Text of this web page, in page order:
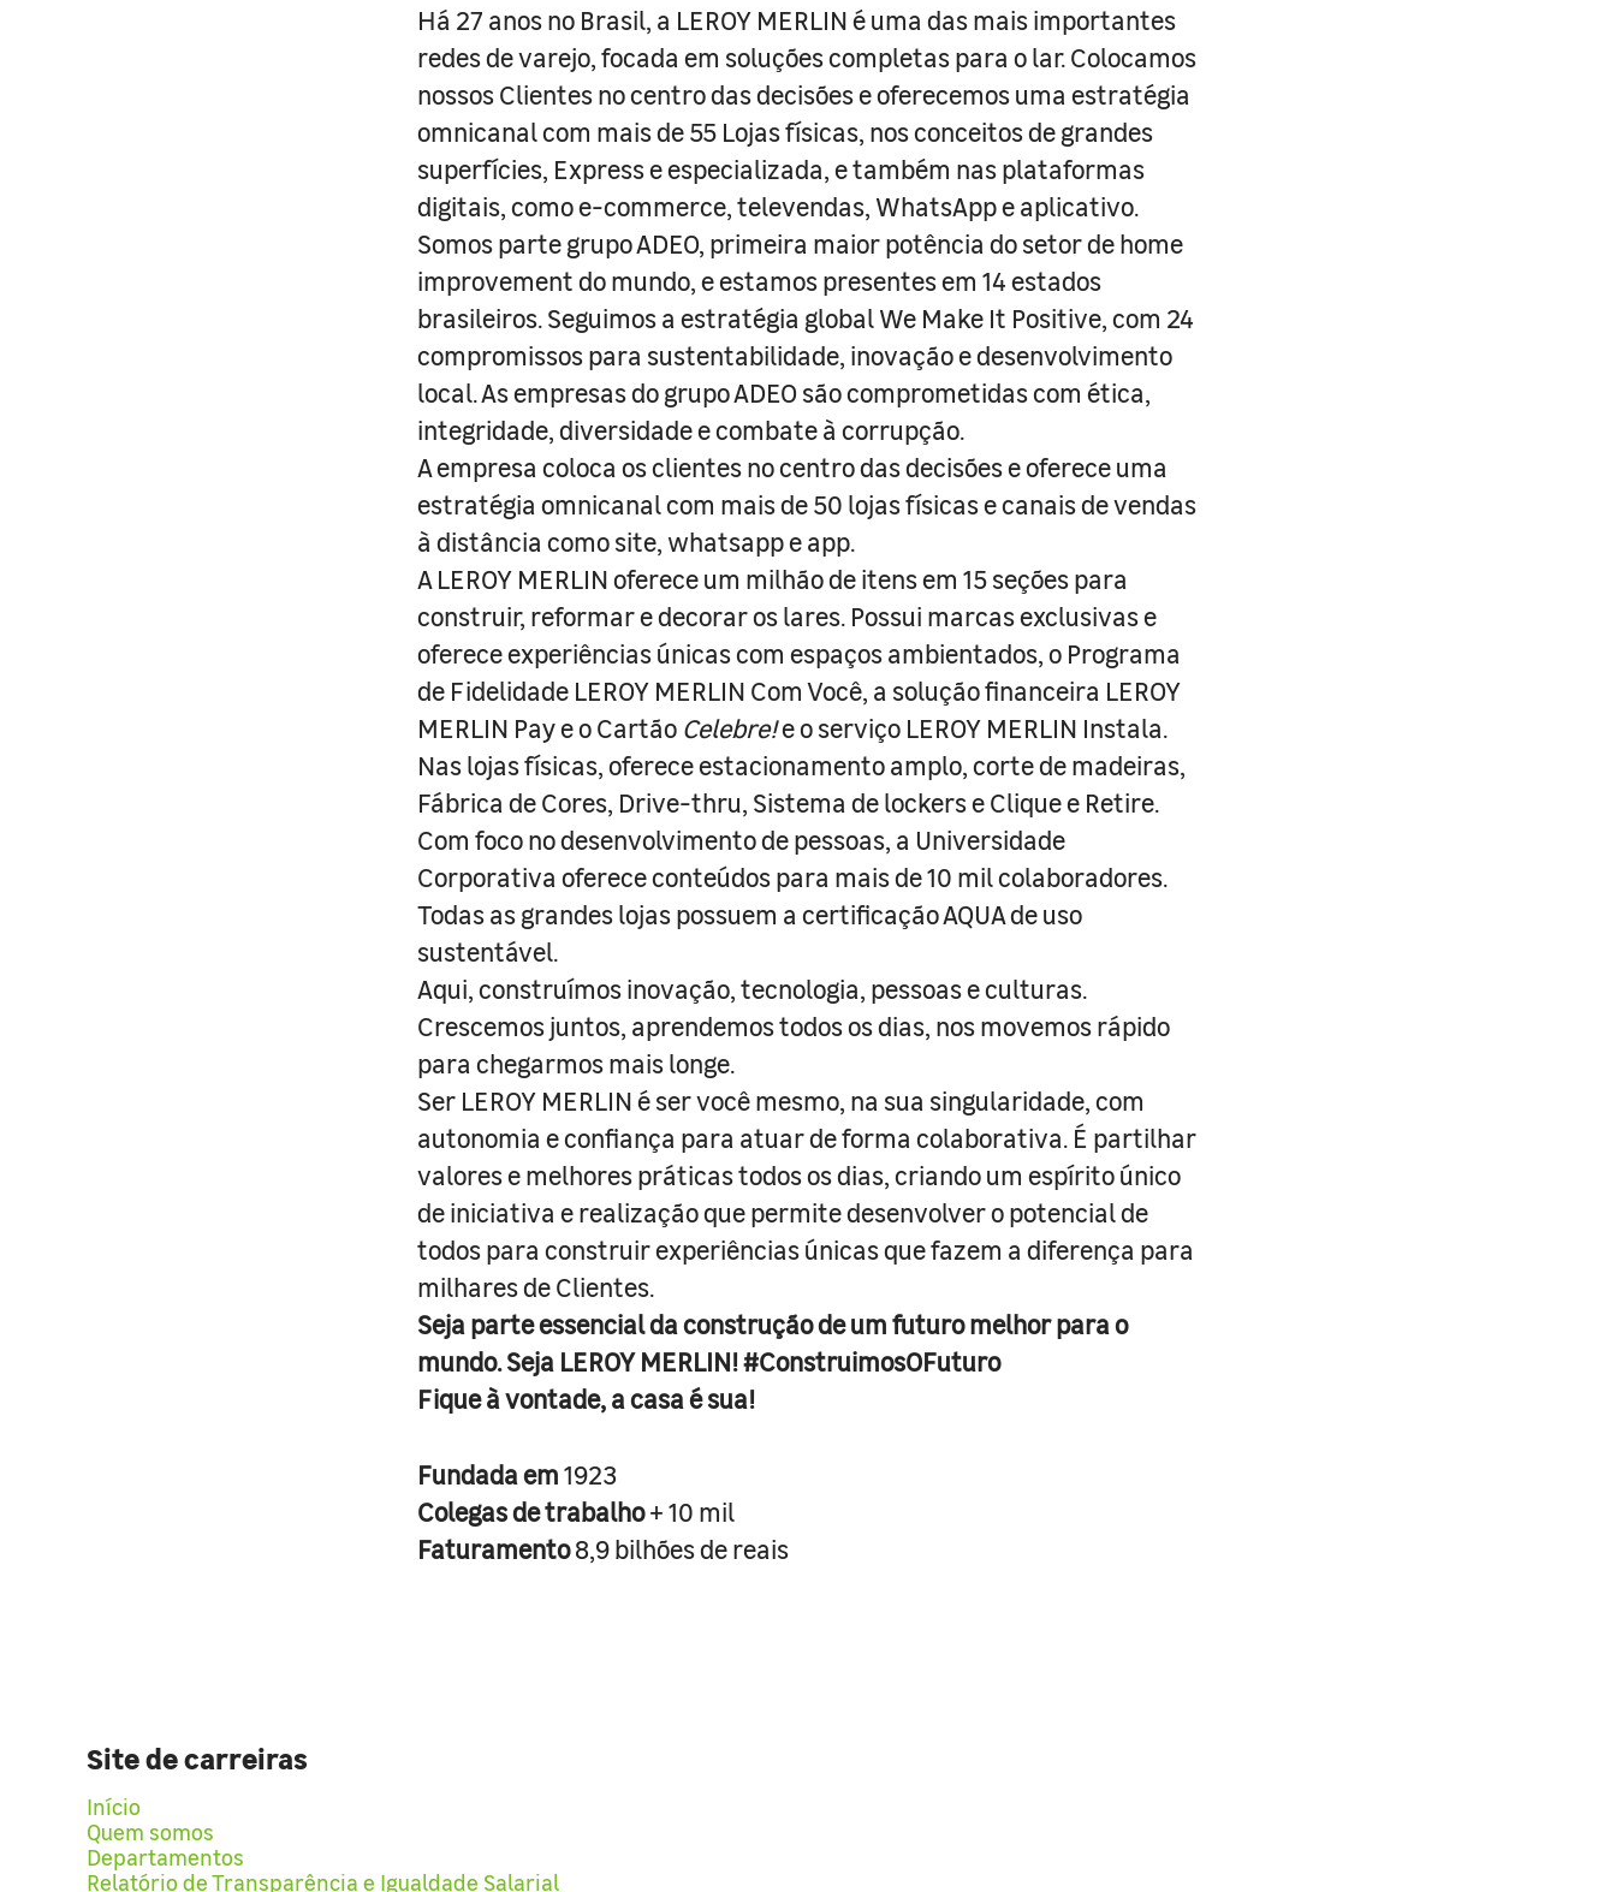
Há 27 anos no Brasil, a LEROY MERLIN é uma das mais importantes
redes de varejo, focada em soluções completas para o lar. Colocamos
nossos Clientes no centro das decisões e oferecemos uma estratégia
omnicanal com mais de 55 Lojas físicas, nos conceitos de grandes
superfícies, Express e especializada, e também nas plataformas
digitais, como e-commerce, televendas, WhatsApp e aplicativo.
Somos parte grupo ADEO, primeira maior potência do setor de home
improvement do mundo, e estamos presentes em 14 estados
brasileiros. Seguimos a estratégia global We Make It Positive, com 24
compromissos para sustentabilidade, inovação e desenvolvimento
local. As empresas do grupo ADEO são comprometidas com ética,
integridade, diversidade e combate à corrupção.
A empresa coloca os clientes no centro das decisões e oferece uma
estratégia omnicanal com mais de 50 lojas físicas e canais de vendas
à distância como site, whatsapp e app.
A LEROY MERLIN oferece um milhão de itens em 15 seções para
construir, reformar e decorar os lares. Possui marcas exclusivas e
oferece experiências únicas com espaços ambientados, o Programa
de Fidelidade LEROY MERLIN Com Você, a solução financeira LEROY
MERLIN Pay e o Cartão Celebre!e o serviço LEROY MERLIN Instala.
Nas lojas físicas, oferece estacionamento amplo, corte de madeiras,
Fábrica de Cores, Drive-thru, Sistema de lockers e Clique e Retire.
Com foco no desenvolvimento de pessoas, a Universidade
Corporativa oferece conteúdos para mais de 10 mil colaboradores.
Todas as grandes lojas possuem a certificação AQUA de uso
sustentável.
Aqui, construímos inovação, tecnologia, pessoas e culturas.
Crescemos juntos, aprendemos todos os dias, nos movemos rápido
para chegarmos mais longe.
Ser LEROY MERLIN é ser você mesmo, na sua singularidade, com
autonomia e confiança para atuar de forma colaborativa. É partilhar
valores e melhores práticas todos os dias, criando um espírito único
de iniciativa e realização que permite desenvolver o potencial de
todos para construir experiências únicas que fazem a diferença para
milhares de Clientes.
Seja parte essencial da construção de um futuro melhor para o
mundo. Seja LEROY MERLIN! #ConstruimosOFuturo
Fique à vontade, a casa é sua!
Fundada em1923
Colegas de trabalho+ 10 mil
Faturamento8,9 bilhões de reais
Site de carreiras
Início
Quem somos
Departamentos
Relatório de Transparência e Igualdade Salarial